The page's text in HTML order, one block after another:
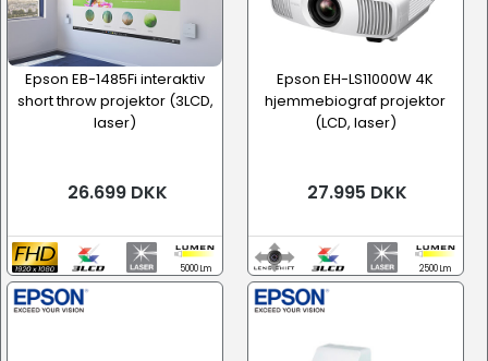
Epson EB-1485Fi interaktiv
short throw projektor (3LCD,
laser)
26.699 DKK
5000 Lm
Epson EH-LS11000W 4K
hjemmebiograf projektor
(LCD, laser)
27.995 DKK
2500 Lm